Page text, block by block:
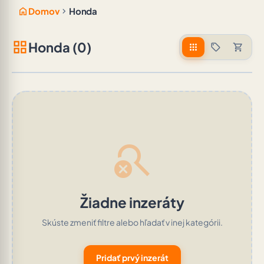
home Domov chevron_right Honda
grid_viewHonda (0) apps sell shopping_cart
search_off
Žiadne inzeráty
Skúste zmeniť filtre alebo hľadať v inej kategórii.
Pridať prvý inzerát